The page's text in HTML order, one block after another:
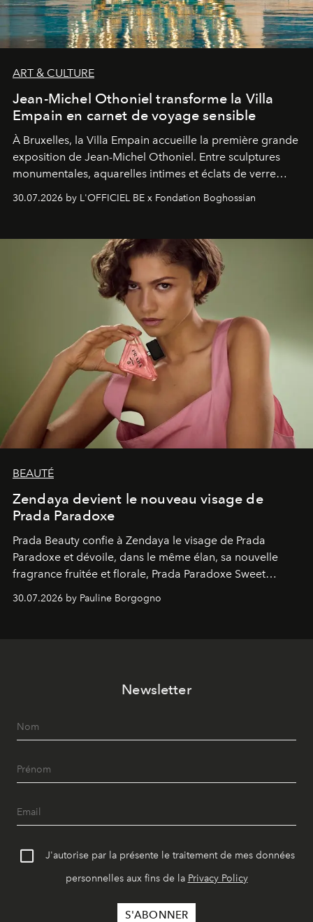
ART & CULTURE
Jean-Michel Othoniel transforme la Villa
Empain en carnet de voyage sensible
À Bruxelles, la Villa Empain accueille la première grande
exposition de Jean-Michel Othoniel. Entre sculptures
monumentales, aquarelles intimes et éclats de verre
soufflé, l’artiste français compose un itinéraire
émotionnel où chaque œuvre devient le souvenir
émerveillement.
30.07.2026 by L'OFFICIEL BE x Fondation Boghossian
BEAUTÉ
Zendaya devient le nouveau visage de
Prada Paradoxe
Prada Beauty confie à Zendaya le visage de Prada
Paradoxe et dévoile, dans le même élan, sa nouvelle
fragrance fruitée et florale, Prada Paradoxe Sweet
Chemistry Eau de Parfum.
30.07.2026 by Pauline Borgogno
Newsletter
J'autorise par la présente le traitement de mes données
personnelles aux fins de la Privacy Policy